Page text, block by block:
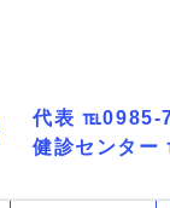
​健診センター
代表​ ℡0985-